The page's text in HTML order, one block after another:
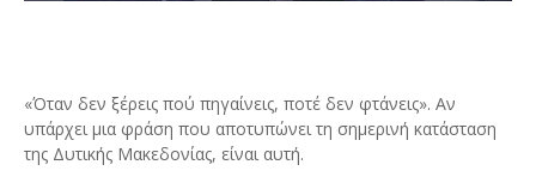
«Όταν δεν ξέρεις πού πηγαίνεις, ποτέ δεν φτάνεις». Αν
υπάρχει μια φράση που αποτυπώνει τη σημερινή κατάσταση
της Δυτικής Μακεδονίας, είναι αυτή.